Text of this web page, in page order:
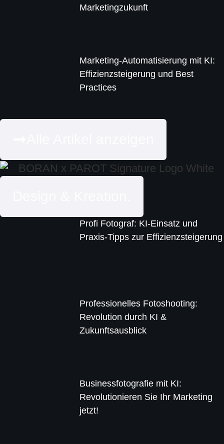
Marketingzukunft
Marketing-Automatisierung mit KI:
Effizienzsteigerung und Best
Practices
Profi Fotograf: KI-Einsatz und
Praxis-Tipps zur Effizienzsteigerung
Professionelles Fotoshooting:
Revolution durch KI &
Zukunftsausblick
Businessfotografie mit KI:
Revolutionieren Sie Ihr Marketing
jetzt!